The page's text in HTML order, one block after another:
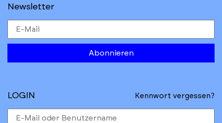
Newsletter
Abonnieren
LOGIN Kennwort vergessen?